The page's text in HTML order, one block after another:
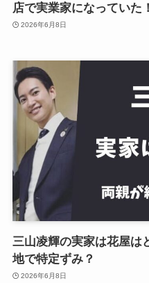
店で実業家になっていた！
2026年6月8日
三山凌輝の実家は花屋は
地で特定ずみ？
2026年6月8日